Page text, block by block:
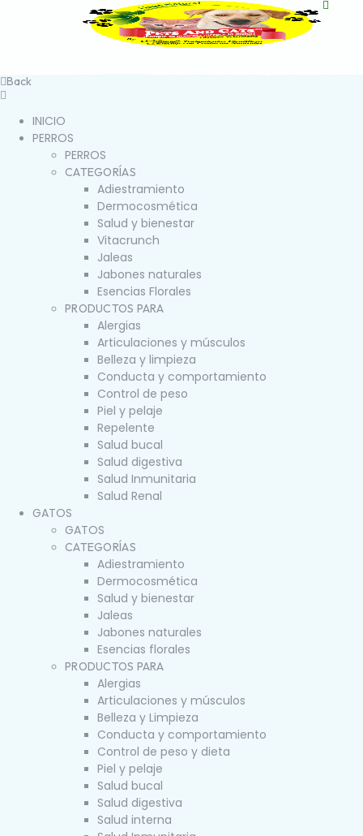
Back
INICIO
PERROS
PERROS
CATEGORÍAS
Adiestramiento
Dermocosmética
Salud y bienestar
Vitacrunch
Jaleas
Jabones naturales
Esencias Florales
PRODUCTOS PARA
Alergias
Articulaciones y músculos
Belleza y limpieza
Conducta y comportamiento
Control de peso
Piel y pelaje
Repelente
Salud bucal
Salud digestiva
Salud Inmunitaria
Salud Renal
GATOS
GATOS
CATEGORÍAS
Adiestramiento
Dermocosmética
Salud y bienestar
Jaleas
Jabones naturales
Esencias florales
PRODUCTOS PARA
Alergias
Articulaciones y músculos
Belleza y Limpieza
Conducta y comportamiento
Control de peso y dieta
Piel y pelaje
Salud bucal
Salud digestiva
Salud interna